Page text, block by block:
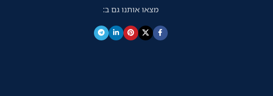
מצאו אותנו גם ב: